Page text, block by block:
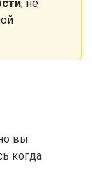
, не
вы
когда